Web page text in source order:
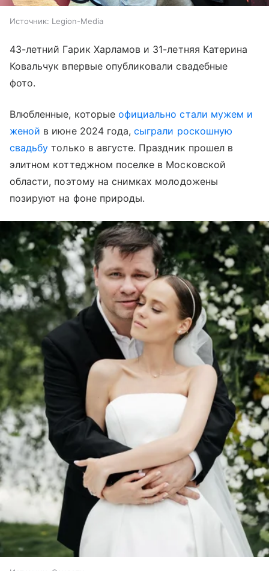
Источник: Legion-Media
43-летний Гарик Харламов и 31-летняя Катерина
Ковальчук впервые опубликовали свадебные
фото.
Влюбленные, которые официально стали мужем и
женой в июне 2024 года,сыграли роскошную
свадьбу только в августе. Праздник прошел в
элитном коттеджном поселке в Московской
области, поэтому на снимках молодожены
позируют на фоне природы.